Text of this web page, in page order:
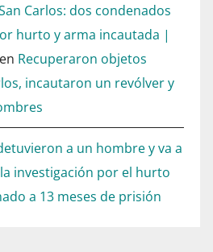
Carlos: dos condenados
hurto y arma incautada |
en Recuperaron objetos
incautaron un revólver y
a un hombre y va a
investigación por el hurto
a 13 meses de prisión